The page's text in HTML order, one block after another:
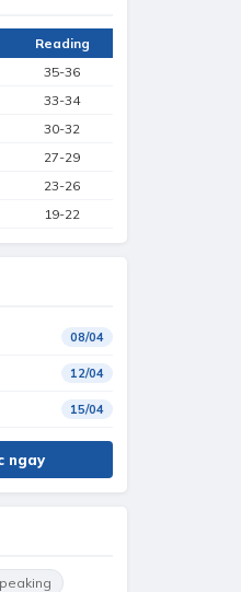
Reading
35-36
33-34
30-32
27-29
23-26
19-22
08/04
12/04
15/04
ngay